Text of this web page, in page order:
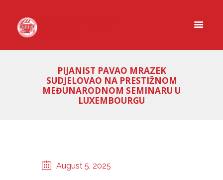
PIJANIST PAVAO MRAZEK
SUDJELOVAO NA PRESTIŽNOM
MEĐUNARODNOM SEMINARU U
LUXEMBOURGU
August 5, 2025